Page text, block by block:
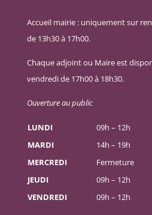
Accueil mairie : uniquement sur
de 13h30 à 17h00.
Chaque adjoint ou Maire est
vendredi de 17h00 à 18h30.
Ouverture au public
LUNDI
09h – 12h
MARDI
14h – 19h
MERCREDI
Fermeture
JEUDI
09h – 12h
VENDREDI
09h – 12h